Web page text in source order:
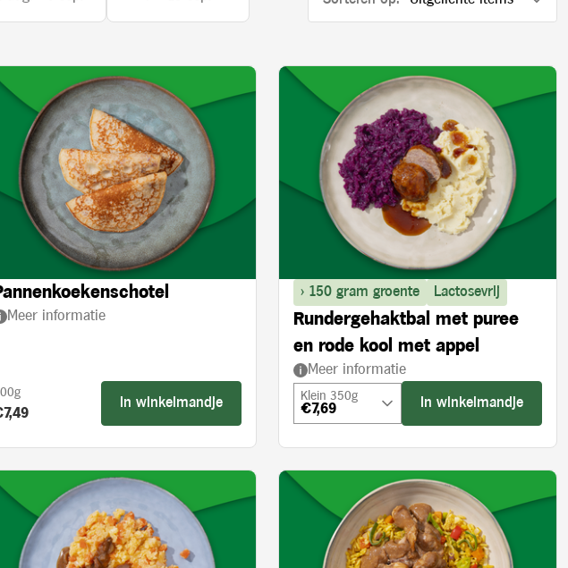
Meer informatie
prijs:
In winkelmandje
> 150 gram groente Lactosevrij
Rundergehaktbal met puree
en rode kool met appel
Meer informatie
Klein 350g
€7,69 In winkelmandje